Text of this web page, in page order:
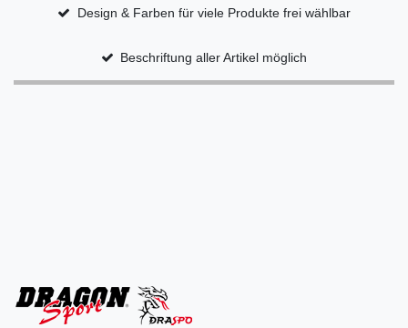
Design & Farben für viele Produkte frei wählbar
Beschriftung aller Artikel möglich